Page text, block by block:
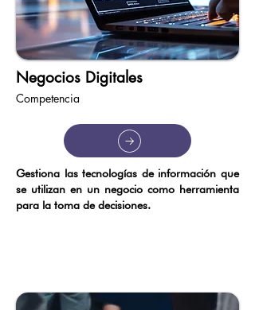
Negocios Digitales
Competencia
Gestiona las tecnologías de información que
se utilizan en un negocio como herramienta
para la toma de decisiones.